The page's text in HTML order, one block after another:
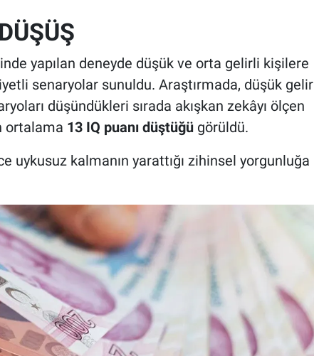
yapılan deneyde düşük ve orta gelirli kişilere
senaryolar sunuldu. Araştırmada, düşük gelir
düşündükleri sırada akışkan zekâyı ölçen
ortalama 13 IQ puanı düştüğügörüldü.
uykusuz kalmanın yarattığı zihinsel yorgunluğa